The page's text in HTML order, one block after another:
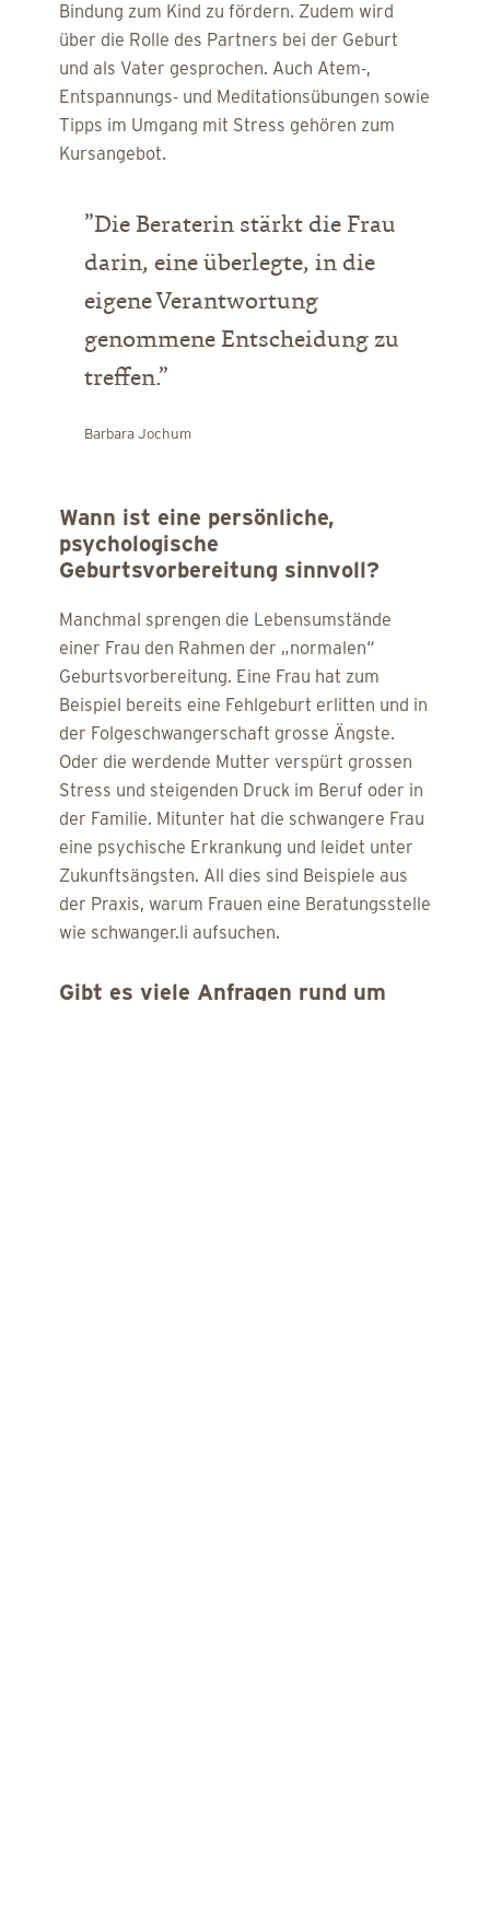
Bindung zum Kind zu fördern. Zudem wird
über die Rolle des Partners bei der Geburt
und als Vater gesprochen. Auch Atem-,
Entspannungs- und Meditationsübungen sowie
Tipps im Umgang mit Stress gehören zum
Kursangebot.
”Die Beraterin stärkt die Frau
darin, eine überlegte, in die
eigene Verantwortung
genommene Entscheidung zu
treffen.”
Barbara Jochum
Wann ist eine persönliche,
psychologische
Geburtsvorbereitung sinnvoll?
Manchmal sprengen die Lebensumstände
einer Frau den Rahmen der „normalen“
Geburtsvorbereitung. Eine Frau hat zum
Beispiel bereits eine Fehlgeburt erlitten und in
der Folgeschwangerschaft grosse Ängste.
Oder die werdende Mutter verspürt grossen
Stress und steigenden Druck im Beruf oder in
der Familie. Mitunter hat die schwangere Frau
eine psychische Erkrankung und leidet unter
Zukunftsängsten. All dies sind Beispiele aus
der Praxis, warum Frauen eine Beratungsstelle
wie schwanger.li aufsuchen.
Gibt es viele Anfragen rund um